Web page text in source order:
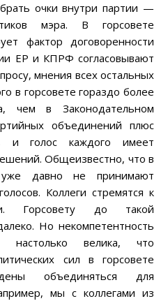
очки внутри партии —
мэра. В горсовете
фактор договоренности
ЕР и КПРФ согласовывают
мнения всех остальных
в горсовете гораздо более
чем в Законодательном
объединений плюс
и голос каждого имеет
Общеизвестно, что в
уже давно не принимают
Коллеги стремятся к
Горсовету до такой
Но некомпетентность
настолько велика, что
сил в горсовете
объединяться для
мы с коллегами из